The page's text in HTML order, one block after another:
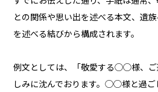
との関係や思い出を述べる本文、遺
を述べる結びから構成されます。
例文としては、「敬愛する◯◯様、ご
しみに沈んでおります。◯◯様と過ご